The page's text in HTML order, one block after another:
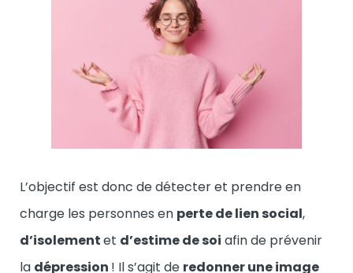
L’objectif est donc de détecter et prendre en
charge les personnes en perte de lien social,
d’isolementet d’estime de soi afin de prévenir
la dépression ! Il s’agit de redonner une image